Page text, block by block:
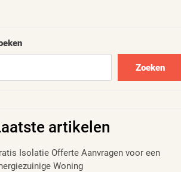
Zoeken
artikelen
Isolatie Offerte Aanvragen voor een
Woning